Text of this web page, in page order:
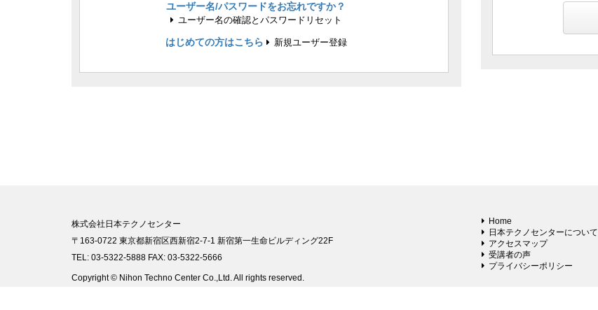
ユーザー名/パスワードをお忘れですか？
ユーザー名の確認とパスワードリセット
はじめての方はこちら 新規ユーザー登録
Home
日本テクノセンターについて
アクセスマップ
受講者の声
プライバシーポリシー
株式会社日本テクノセンター
〒163-0722 東京都新宿区西新宿2-7-1 新宿第一生命ビルディング22F
TEL: 03-5322-5888 FAX: 03-5322-5666
Copyright © Nihon Techno Center Co.,Ltd. All rights reserved.